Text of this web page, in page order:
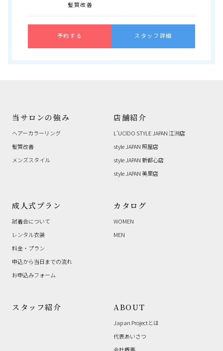
髪質改善
予約する スタッフ詳細
当サロンの強み
ヘアーカラーリング
髪質改善
メンズスタイル
店舗紹介
L’UCIDO STYLE JAPAN 江洲店
style JAPAN 照屋店
style JAPAN 新都心店
style JAPAN 美里店
成人式プラン
試着会について
レンタル衣装
料金・プラン
申込から当日までの流れ
お申込みフォーム
カタログ
WOMEN
MEN
スタッフ紹介 ABOUT
Japan Projectとは
代表あいさつ
会社概要